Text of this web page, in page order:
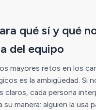
qué sí y qué
del equipo
mayores retos en los
es la ambigüedad. Si
claros, cada persona
su manera: alguien la usa